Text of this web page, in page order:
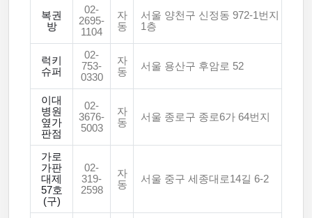
복권
방
02-
2695-
1104
자
동
서울 양천구 신정동 972-1번지
1층
럭키
슈퍼
02-
753-
0330
자
동
서울 용산구 후암로 52
이대
병원
옆가
판점
02-
3676-
5003
자
동
서울 종로구 종로6가 64번지
가로
가판
대제
57호
(구)
02-
319-
2598
자
동
서울 중구 세종대로14길 6-2